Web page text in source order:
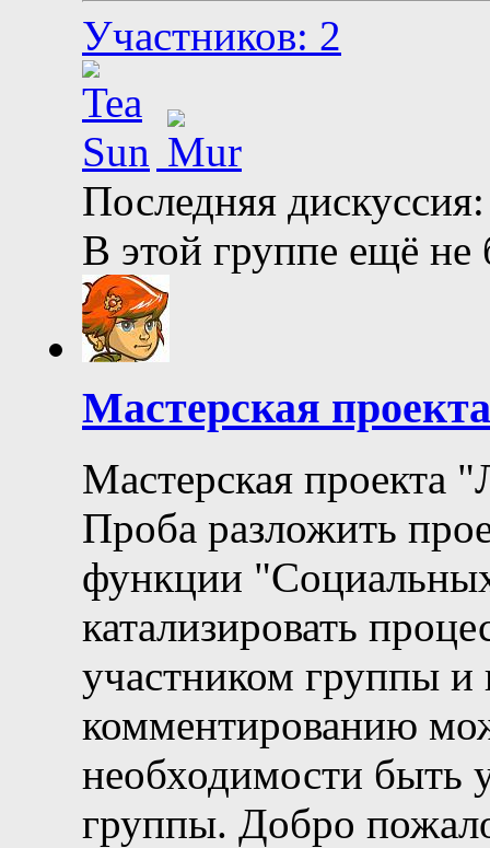
Участников: 2
Последняя дискуссия:
В этой группе ещё не
Мастерская
Мастерская проекта
Проба разложить
функции
катализировать
участником группы и
комментированию
необходимости быть
группы. Добро